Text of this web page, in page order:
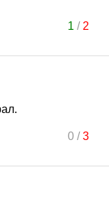
1 / 2
0/3